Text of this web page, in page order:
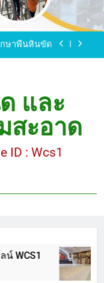
ไลน์ WCS1
ษาพื้นหินขัด
บัวนครปฐม
ไลน์ WCS1
ษาพื้นหินขัด
และ
สะอาด
ID : Wcs1
WCS1